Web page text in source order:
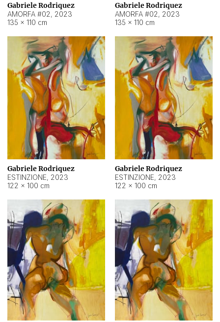
Gabriele Rodriquez
AMORFA #02, 2023
135 × 110 cm
Gabriele Rodriquez
AMORFA #02, 2023
135 × 110 cm
Gabriele Rodriquez
ESTINZIONE, 2023
122 × 100 cm
Gabriele Rodriquez
ESTINZIONE, 2023
122 × 100 cm